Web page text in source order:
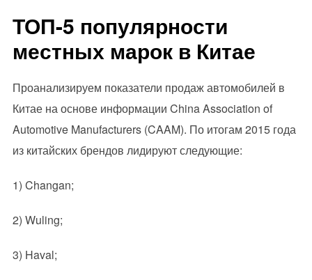
ТОП-5 популярности
местных марок в Китае
Проанализируем показатели продаж автомобилей в
Китае на основе информации China Association of
Automotive Manufacturers (CAAM). По итогам 2015 года
из китайских брендов лидируют следующие:
1) Changan;
2) Wuling;
3) Haval;